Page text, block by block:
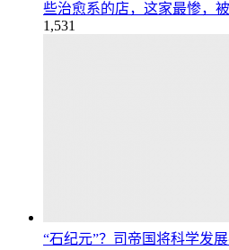
些治愈系的店，这家最惨，
1,531
“石纪元”？司帝国将科学发